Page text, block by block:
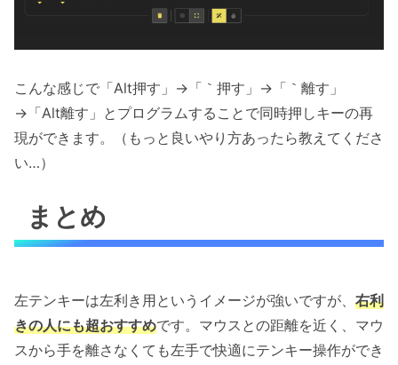
こんな感じで「Alt押す」→「｀押す」→「｀離す」
→「Alt離す」とプログラムすることで同時押しキーの再
現ができます。（もっと良いやり方あったら教えてくださ
い…）
まとめ
左テンキーは左利き用というイメージが強いですが、 右利
きの人にも超おすすめです。マウスとの距離を近く、マウ
スから手を離さなくても左手で快適にテンキー操作ができ